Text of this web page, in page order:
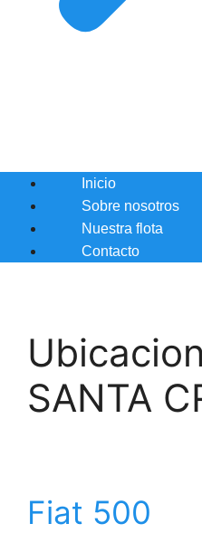
Inicio
Sobre nosotros
Nuestra flota
Contacto
SANTA
Fiat 500